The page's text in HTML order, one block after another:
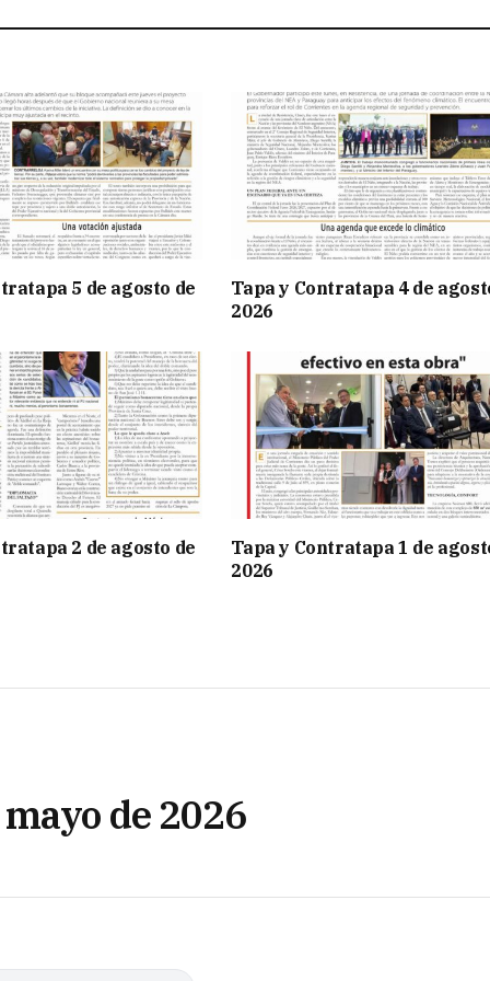
5 de agosto de
Tapa y Contratapa 4 de
2026
2 de agosto de
Tapa y Contratapa 1 de
2026
de 2026